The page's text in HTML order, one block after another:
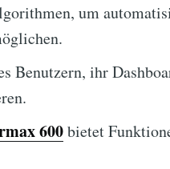
um
Benutzern, ihr
600bietet